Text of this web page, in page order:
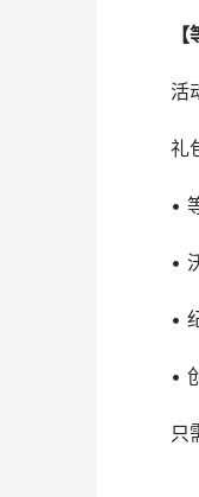
活
礼
•
•
•
•
只